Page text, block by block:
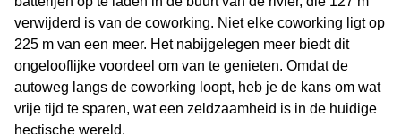
verwijderd is van de coworking. Niet elke coworking ligt op
225 m van een meer. Het nabijgelegen meer biedt dit
ongelooflijke voordeel om van te genieten. Omdat de
autoweg langs de coworking loopt, heb je de kans om wat
vrije tijd te sparen, wat een zeldzaamheid is in de huidige
hectische wereld.